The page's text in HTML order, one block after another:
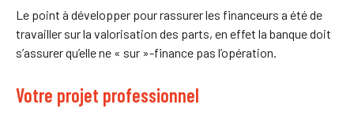
Le point à développer pour rassurer les financeurs a été de
travailler sur la valorisation des parts, en effet la banque doit
s’assurer qu’elle ne « sur »-finance pas l’opération.
Votre projet professionnel